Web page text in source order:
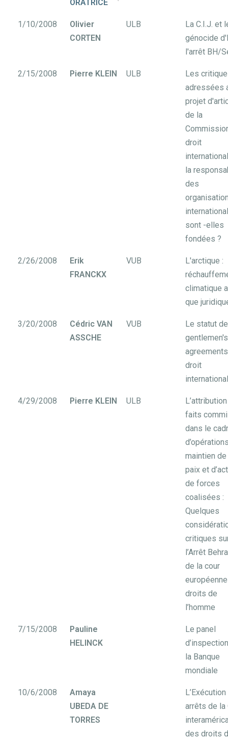
ORATRICE
1/10/2008
Olivier
CORTEN
ULB
La C.I.J. et
génocide
l'arrêt BH/
2/15/2008 Pierre KLEIN ULB
Les
adressées
projet
de la
droit
la
des
sont -elles
fondées ?
2/26/2008
Erik
FRANCKX
VUB
L'arctique :
climatique
que
3/20/2008
Cédric VAN
ASSCHE
VUB
Le statut
gentlemen's
droit
international
4/29/2008 Pierre KLEIN ULB
faits
dans le
maintien de
paix et
de forces
coalisées :
Quelques
critiques
l’Arrêt
de la cour
droits de
l’homme
7/15/2008
Pauline
HELINCK
Le panel
la Banque
mondiale
10/6/2008
Amaya
UBEDA DE
TORRES
arrêts de la
des droits